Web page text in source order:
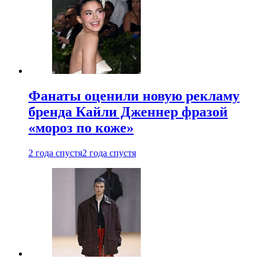
Фанаты оценили новую рекламу
бренда Кайли Дженнер фразой
«мороз по коже»
2 года спустя2 года спустя